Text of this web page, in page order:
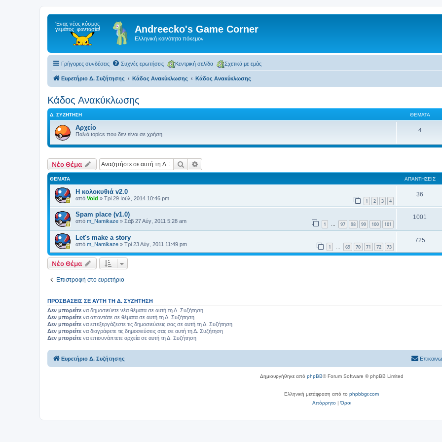
Andreecko's Game Corner
Ελληνική κοινότητα πόκεμον
Γρήγορες συνδέσεις Συχνές ερωτήσεις Κεντρική σελίδα Σχετικά με εμάς
Ευρετήριο Δ. Συζήτησης Κάδος Ανακύκλωσης Κάδος Ανακύκλωσης
Κάδος Ανακύκλωσης
Δ. ΣΥΖΉΤΗΣΗ ΘΈΜΑΤΑ
Αρχείο
Παλιά topics που δεν είναι σε χρήση
4
Νέο Θέμα Αναζήτηση
ΘΈΜΑΤΑ ΑΠΑΝΤΉΣΕΙΣ
Η κολοκυθιά v2.0
από Void » Τρί 29 Ιούλ, 2014 10:46 pm 1 2 3 4
36
Spam place (v1.0)
από m_Namikaze » Σάβ 27 Αύγ, 2011 5:28 am 1 … 97 98 99 100 101
1001
Let's make a story
από m_Namikaze » Τρί 23 Αύγ, 2011 11:49 pm 1 69 70 71 72 73
725
Νέο Θέμα
Επιστροφή στο ευρετήριο
ΠΡΟΣΒΆΣΕΙΣ ΣΕ ΑΥΤΉ ΤΗ Δ. ΣΥΖΉΤΗΣΗ
Δεν μπορείτε να δημοσιεύετε νέα θέματα σε αυτή τη Δ. Συζήτηση
Δεν μπορείτε να απαντάτε σε θέματα σε αυτή τη Δ. Συζήτηση
Δεν μπορείτε να επεξεργάζεστε τις δημοσιεύσεις σας σε αυτή τη Δ. Συζήτηση
Δεν μπορείτε να διαγράφετε τις δημοσιεύσεις σας σε αυτή τη Δ. Συζήτηση
Δεν μπορείτε να επισυνάπτετε αρχεία σε αυτή τη Δ. Συζήτηση
Ευρετήριο Δ. Συζήτησης
Δημιουργήθηκε από phpBB® Forum Software © phpBB Limited
Ελληνική μετάφραση από το phpbbgr.com
Απόρρητο|Όροι